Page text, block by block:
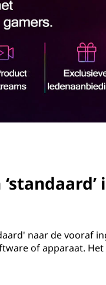
naar de vooraf
of apparaat.